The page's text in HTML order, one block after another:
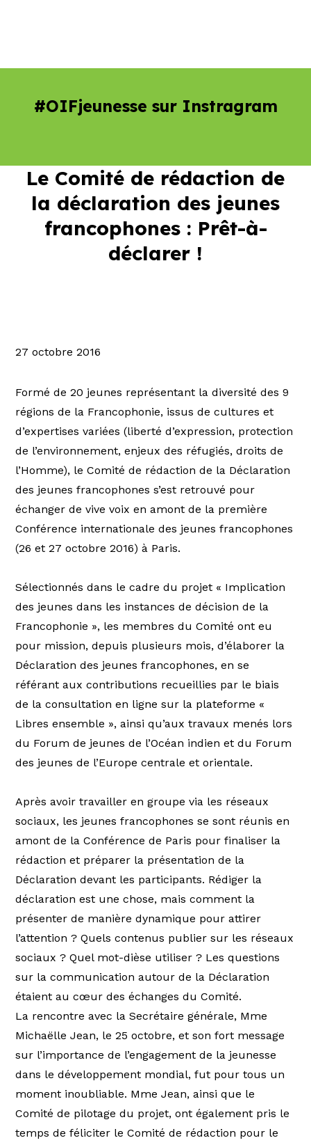
#OIFjeunesse sur Instragram
Le Comité de rédaction de
la déclaration des jeunes
francophones : Prêt-à-
déclarer !
27 octobre 2016
Formé de 20 jeunes représentant la diversité des 9
régions de la Francophonie, issus de cultures et
d’expertises variées (liberté d’expression, protection
de l’environnement, enjeux des réfugiés, droits de
l’Homme), le Comité de rédaction de la Déclaration
des jeunes francophones s’est retrouvé pour
échanger de vive voix en amont de la première
Conférence internationale des jeunes francophones
(26 et 27 octobre 2016) à Paris.
Sélectionnés dans le cadre du projet « Implication
des jeunes dans les instances de décision de la
Francophonie », les membres du Comité ont eu
pour mission, depuis plusieurs mois, d’élaborer la
Déclaration des jeunes francophones, en se
référant aux contributions recueillies par le biais
de la consultation en ligne sur la plateforme «
Libres ensemble », ainsi qu’aux travaux menés lors
du Forum de jeunes de l’Océan indien et du Forum
des jeunes de l’Europe centrale et orientale.
Après avoir travailler en groupe via les réseaux
sociaux, les jeunes francophones se sont réunis en
amont de la Conférence de Paris pour finaliser la
rédaction et préparer la présentation de la
Déclaration devant les participants. Rédiger la
déclaration est une chose, mais comment la
présenter de manière dynamique pour attirer
l’attention ? Quels contenus publier sur les réseaux
sociaux ? Quel mot-dièse utiliser ? Les questions
sur la communication autour de la Déclaration
étaient au cœur des échanges du Comité.
La rencontre avec la Secrétaire générale, Mme
Michaëlle Jean, le 25 octobre, et son fort message
sur l’importance de l’engagement de la jeunesse
dans le développement mondial, fut pour tous un
moment inoubliable. Mme Jean, ainsi que le
Comité de pilotage du projet, ont également pris le
temps de féliciter le Comité de rédaction pour le